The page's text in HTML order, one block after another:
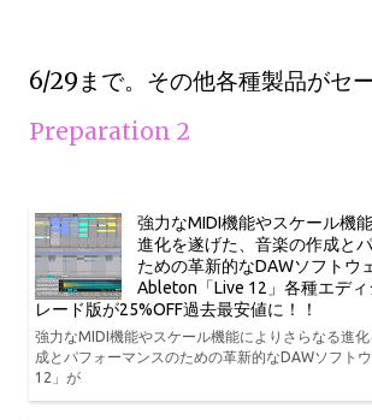
6/29まで。その他各種製品がセー
Preparation 2
強力なMIDI機能やスケール機
進化を遂げた、音楽の作成と
ための革新的なDAWソフトウ
Ableton「Live 12」各種エデ
レード版が25%OFF過去最安値に！！
強力なMIDI機能やスケール機能によりさらなる進
成とパフォーマンスのための革新的なDAWソフト
12」が